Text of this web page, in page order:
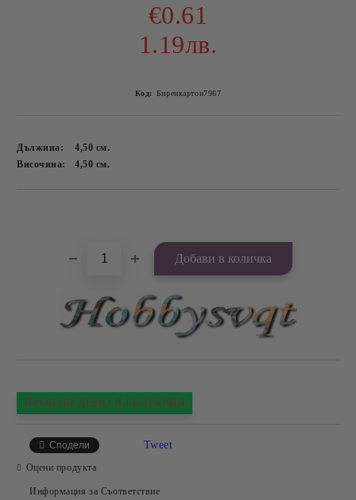
€0.61
1.19лв.
Код: Биренкартон7967
Дължина: 4,50 см.
Височина:
4,50 см.
ПРОИЗВЕДЕНО В БЪЛГАРИЯ
Сподели Tweet
Оцени продукта
Информация за Съответствие